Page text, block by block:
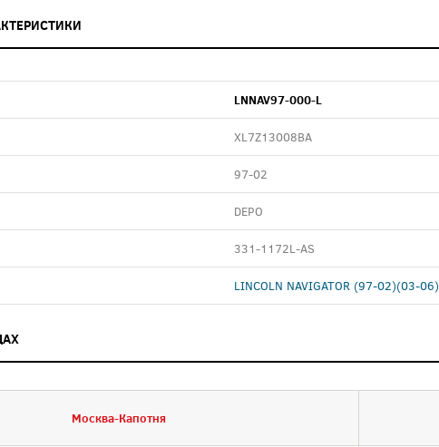
LNNAV97-000-L
XL7Z13008BA
97-02
DEPO
331-1172L-AS
LINCOLN NAVIGATOR (97-02)(03-06)
Москва-Капотня